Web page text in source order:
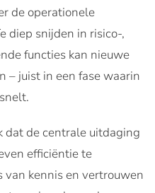
de operationele
diep snijden in risico-,
functies kan nieuwe
– juist in een fase waarin
dat de centrale uitdaging
efficiëntie te
van kennis en vertrouwen